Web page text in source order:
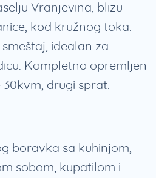
Vranjevina, blizu
kod kružnog toka.
idealan za
Kompletno opremljen
drugi sprat.
boravka sa kuhinjom,
sobom, kupatilom i